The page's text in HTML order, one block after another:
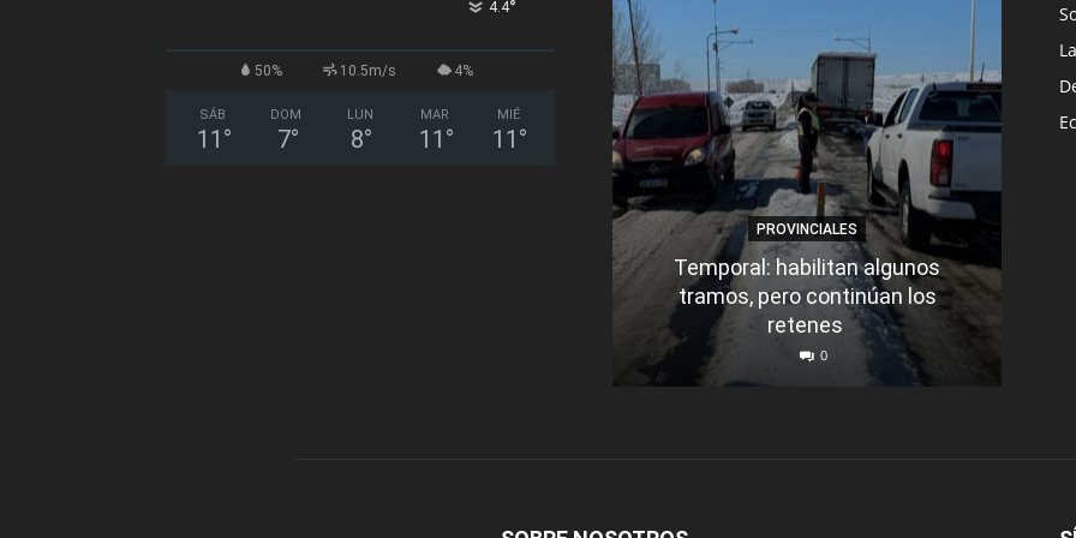
4.4°
50% 10.5m/s 4%
SÁB
11 °
DOM
7°
LUN
8°
MAR
11 °
MIÉ
11 °
PROVINCIALES
Temporal: habilitan algunos
tramos, pero continúan los
retenes
0